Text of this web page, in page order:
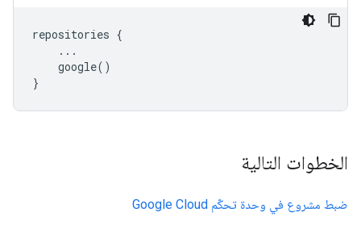
repositories {
...
google()
}
الخطوات التالية
ضبط مشروع في وحدة تحكّم Google Cloud